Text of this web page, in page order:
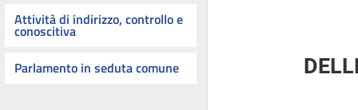
Attività di indirizzo, controllo e
conoscitiva
Parlamento in seduta comune